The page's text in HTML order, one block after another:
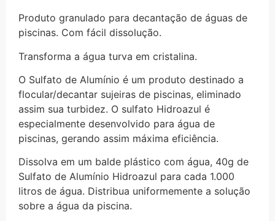
Produto granulado para decantação de águas de
piscinas. Com fácil dissolução.
Transforma a água turva em cristalina.
O Sulfato de Alumínio é um produto destinado a
flocular/decantar sujeiras de piscinas, eliminado
assim sua turbidez. O sulfato Hidroazul é
especialmente desenvolvido para água de
piscinas, gerando assim máxima eficiência.
Dissolva em um balde plástico com água, 40g de
Sulfato de Alumínio Hidroazul para cada 1.000
litros de água. Distribua uniformemente a solução
sobre a água da piscina.